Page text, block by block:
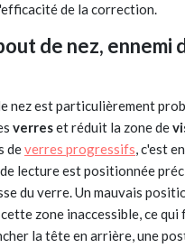
de la correction.
de nez, ennemi
nez est particulièrement
verreset réduit la zone de
deverres progressifs, c'est
lecture est positionnée
du verre. Un mauvais
zone inaccessible, ce qui
la tête en arrière, une